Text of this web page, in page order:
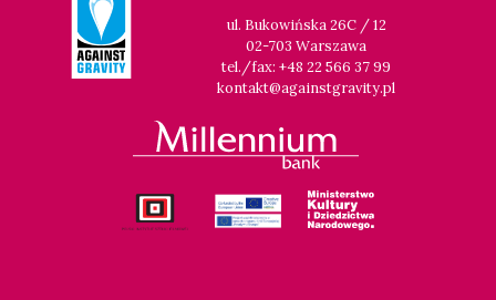
ul. Bukowińska 26C / 12
02-703 Warszawa
tel./fax: +48 22 566 37 99
kontakt@againstgravity.pl